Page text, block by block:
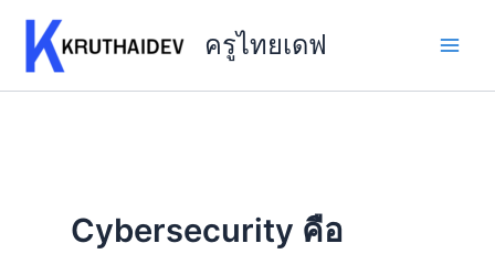
content
ครูไทยเดฟ
Cybersecurity คือ